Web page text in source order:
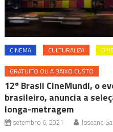
CINEMA CULTURALIZA
GRATUITO OU A BAIXO CUSTO
12º Brasil CineMundi, o
brasileiro, anuncia a
longa-metragem
setembro 6, 2021 Joseane